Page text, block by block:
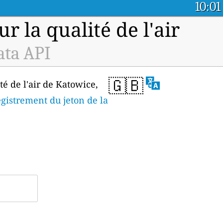
10:01
la qualité de l'air
API
🇬🇧
de l'air de Katowice,
du jeton de la